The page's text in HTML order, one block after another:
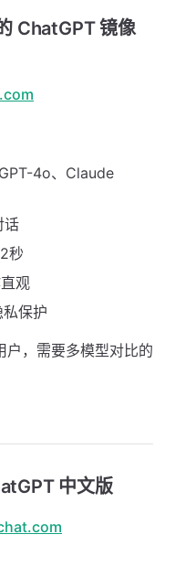
ChatGPT 镜像
4o、Claude
话
秒
观
保护
户，需要多模型对比的
中文版